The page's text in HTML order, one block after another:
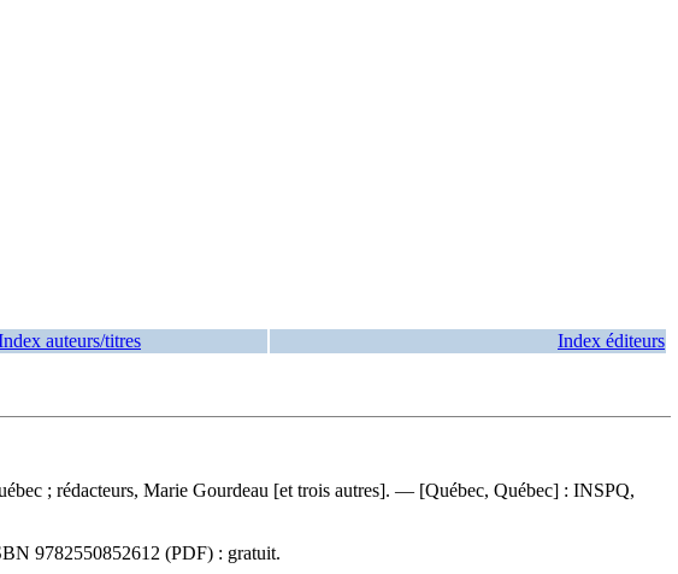
auteurs/titres Index éditeurs
; rédacteurs, Marie Gourdeau [et trois autres]. — [Québec, Québec] : INSPQ,
9782550852612 (PDF) : gratuit.